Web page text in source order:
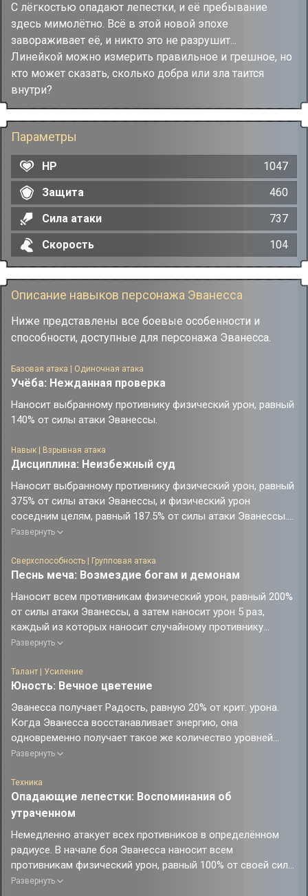
С лёгкостью опадают лепестки, и её пребывание
здесь мимолётно. Всё в этой новой эпохе
завораживает её, и никто это не разрушит...
Линейкой можно измерить правильное и грешное, но
кто может сказать, сколько добра или зла таится
внутри?
Параметры
HP
1047
Защита
460
Сила атаки
737
Скорость
104
Описание навыков персонажа Эванесса
Ниже представлены все боевые особенности и
способности, доступные для персонажа Эванесса.
Базовая атака | Одиночная атака
Учёба: Нежданная проверка
Наносит выбранному противнику физический урон, равный
140% от силы атаки Эванессы.
Навык | Взрывная атака
Дисциплина: Неизбежный суд
Наносит выбранному противнику физический урон, равный
375% от силы атаки Эванессы, и физический урон
соседним целям, равный 187.5% от силы атаки Эванессы.
Дополнительно получает 10 ед. Юмора.
Развернуть
Сверхспособность | Групповая атака
Песнь меча: Возмездие богам и демонам
Наносит всем противникам физический урон, равный 200%
от силы атаки Эванессы, а затем наносит урон 5 раз,
каждый из которых наносит случайному противнику
физический урон, равный 144% от силы атаки Эванессы.
Развернуть
Талант | Усиление
Юность: Вечное цветение
Эванесса получает Радость, равную 20% от крит. урона.
Когда Эванесса восстанавливает энергию, она
одновременно получает такое же количество уровней
статуса Настоящий хит. Когда Эванесса получает статус
количество энергии. Настоящий хит, полученный таким
образом за один раз, не превышает 100 ед.
При накоплении 240 ед. энергии расходуется 240 ед.
накопленного значения, и Учитель Лиса использует бонус-
атаку, нанося всем противникам физический урон, равный
125% от силы атаки Эванессы, восстанавливает Эванессе
10 ед. энергии. За один раз при восстановлении энергии
можно получить максимум 240 ед. накопленного значения.
Развернуть
Техника
Опадающие лепестки: Воспоминания об
утраченном
Немедленно атакует всех противников в определённом
радиусе. В начале боя Эванесса наносит всем
противникам физический урон, равный 100% от своей силы
атаки, и получает 20 ур. статуса Настоящий хит.
Развернуть